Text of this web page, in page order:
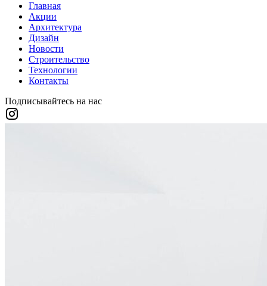
Главная
Акции
Архитектура
Дизайн
Новости
Строительство
Технологии
Контакты
Подписывайтесь на нас